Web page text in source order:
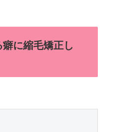
に縮毛矯正し